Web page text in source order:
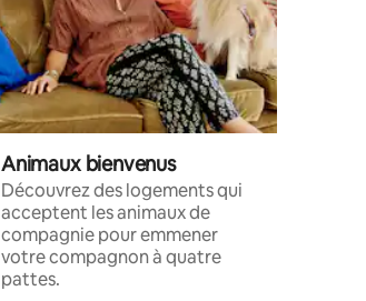
Animaux bienvenus
Découvrez des logements qui
acceptent les animaux de
compagnie pour emmener
votre compagnon à quatre
pattes.